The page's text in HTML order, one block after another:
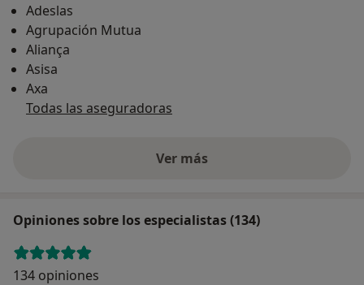
Adeslas
Agrupación Mutua
Aliança
Asisa
Axa
Todas las aseguradoras
Ver más
Opiniones sobre los especialistas (134)
134 opiniones